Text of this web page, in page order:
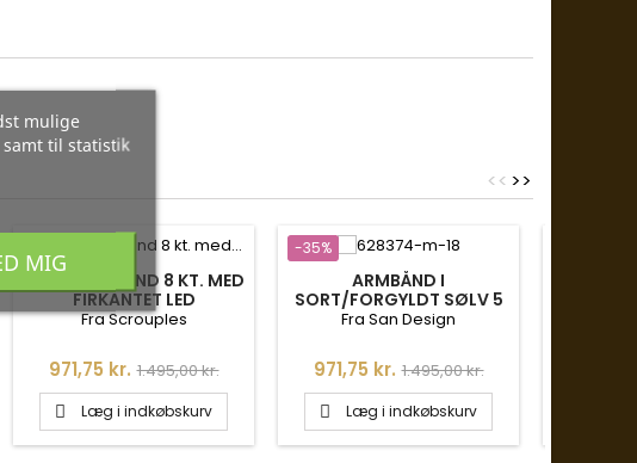
>>
<<
GULD ARMBÅND 8 KT. MED
FIRKANTET LED
Fra Scrouples
Pris
971,75 kr. Normalpris
1.495,00 kr.
 Læg i indkøbskurv
-35%
ARMBÅND I
SORT/FORGYLDT SØLV 5
RK. SLANGEKÆDE MED
Fra San Design
Pris
971,75 kr. Normalpris
1.495,00 kr.
 Læg i indkøbskurv
mulige
til statistik
MIG